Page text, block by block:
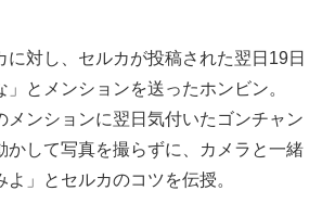
に対し、セルカが投稿された翌日19日
とメンションを送ったホンビン。
メンションに翌日気付いたゴンチャン
かして写真を撮らずに、カメラと一緒
」とセルカのコツを伝授。